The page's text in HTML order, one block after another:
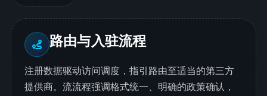
路由与入驻流程
注册数据驱动访问调度，指引路由至适当的第三方
提供商。流流程强调格式统一、明确的政策确认，